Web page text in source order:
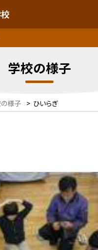
学校の様子
様子 > ひいらぎ